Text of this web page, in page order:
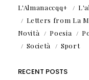
L'Almanaccqq+
Letters from La
Novità
Poesia
Società
Sport
RECENT POSTS